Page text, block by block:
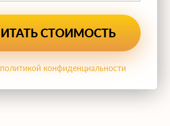
политикой конфиденциальности